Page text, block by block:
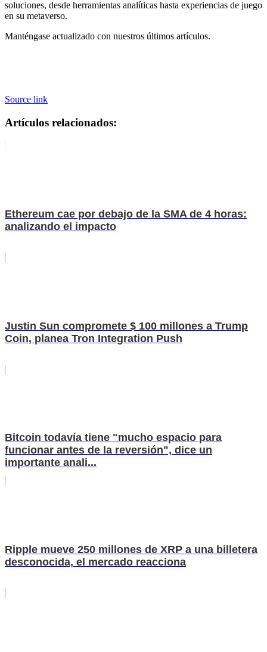
soluciones, desde herramientas analíticas hasta experiencias de juego
en su metaverso.
Manténgase actualizado con nuestros últimos artículos.
Source link
Artículos relacionados:
Ethereum cae por debajo de la SMA de 4 horas:
analizando el impacto
Justin Sun compromete $ 100 millones a Trump
Coin, planea Tron Integration Push
Bitcoin todavía tiene "mucho espacio para
funcionar antes de la reversión", dice un
importante anali...
Ripple mueve 250 millones de XRP a una billetera
desconocida, el mercado reacciona